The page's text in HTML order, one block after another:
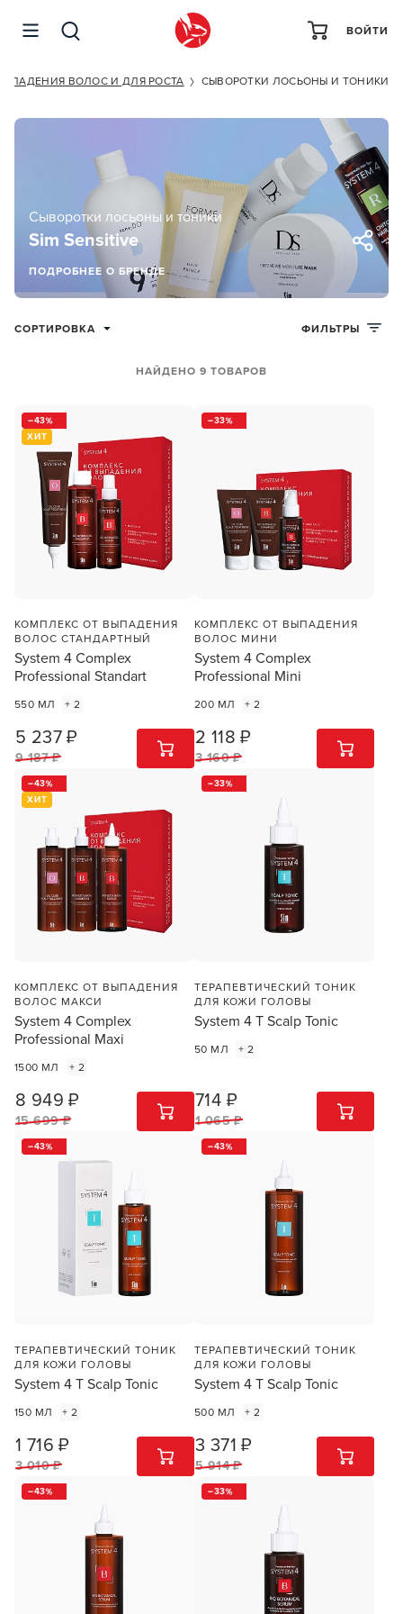
ВОЙТИ
ВОЛОС И ДЛЯ РОСТА СЫВОРОТКИ ЛОСЬОНЫ И ТОНИКИ
Sim Sensitive
Сыворотки лосьоны и тоники
ПОДРОБНЕЕ О БРЕНДЕ
СОРТИРОВКА
НАЙДЕНО 9 ТОВАРОВ
ФИЛЬТРЫ
43
ХИТ
КОМПЛЕКС ОТ ВЫПАДЕНИЯ
ВОЛОС СТАНДАРТНЫЙ
System 4 Complex
Professional Standart
550 МЛ + 2
5 237 ₽
9 187 ₽
1 ШТ
33
КОМПЛЕКС ОТ ВЫПАДЕНИЯ
ВОЛОС МИНИ
System 4 Complex
Professional Mini
200 МЛ + 2
2 118 ₽
3 160 ₽
1 ШТ
43
ХИТ
КОМПЛЕКС ОТ ВЫПАДЕНИЯ
ВОЛОС МАКСИ
System 4 Complex
Professional Maxi
1500 МЛ + 2
8 949 ₽
15 699 ₽
1 ШТ
33
ТЕРАПЕВТИЧЕСКИЙ ТОНИК
ДЛЯ КОЖИ ГОЛОВЫ
System 4 T Scalp Tonic
50 МЛ + 2
714 ₽
1 065 ₽
1 ШТ
43
ТЕРАПЕВТИЧЕСКИЙ ТОНИК
ДЛЯ КОЖИ ГОЛОВЫ
System 4 T Scalp Tonic
150 МЛ + 2
1 716 ₽
3 010 ₽
1 ШТ
43
ТЕРАПЕВТИЧЕСКИЙ ТОНИК
ДЛЯ КОЖИ ГОЛОВЫ
System 4 T Scalp Tonic
500 МЛ + 2
3 371 ₽
5 914 ₽
1 ШТ
43 33